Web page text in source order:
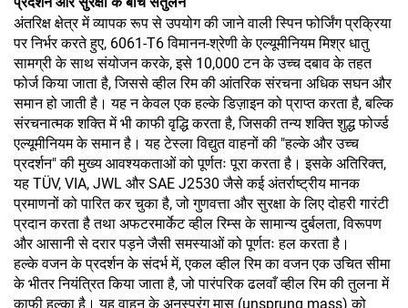
अंतरिक्ष क्षेत्र में व्यापक रूप से उपयोग की जाने वाली स्पिन फोर्जिंग प्रक्रिया
पर निर्भर करते हुए, 6061-T6 विमानन-श्रेणी के एल्यूमीनियम मिश्र धातु
सामग्री के साथ संयोजन करके, इसे 10,000 टन के उच्च दबाव के तहत
फोर्ज किया जाता है, जिससे व्हील रिम की आंतरिक संरचना अधिक सघन और
समान हो जाती है। यह न केवल एक हल्के डिज़ाइन को प्राप्त करता है, बल्कि
संरचनात्मक शक्ति में भी काफी वृद्धि करता है, जिसकी तन्य शक्ति शुद्ध फोर्ज्ड
एल्यूमीनियम के समान है। यह टेस्ला विद्युत वाहनों की "हल्के और उच्च
प्रदर्शन" की मुख्य आवश्यकताओं को पूर्णतः पूरा करता है। इसके अतिरिक्त,
यह TÜV, VIA, JWL और SAE J2530 जैसे कई अंतर्राष्ट्रीय मानक
प्रमाणनों को पारित कर चुका है, जो गुणवत्ता और सुरक्षा के लिए दोहरी गारंटी
प्रदान करता है तथा अफटरमार्केट व्हील रिम्स के सामान्य दुर्बलता, विरूपण
और आसानी से दरार पड़ने जैसी समस्याओं को पूर्णतः हल करता है।
हल्के वजन के प्रदर्शन के संदर्भ में, एकल व्हील रिम का वजन एक उचित सीमा
के भीतर नियंत्रित किया जाता है, जो पारंपरिक ढलवाँ व्हील रिम की तुलना में
काफी हल्का है। यह वाहन के अनस्प्रंग मास (unsprung mass) को